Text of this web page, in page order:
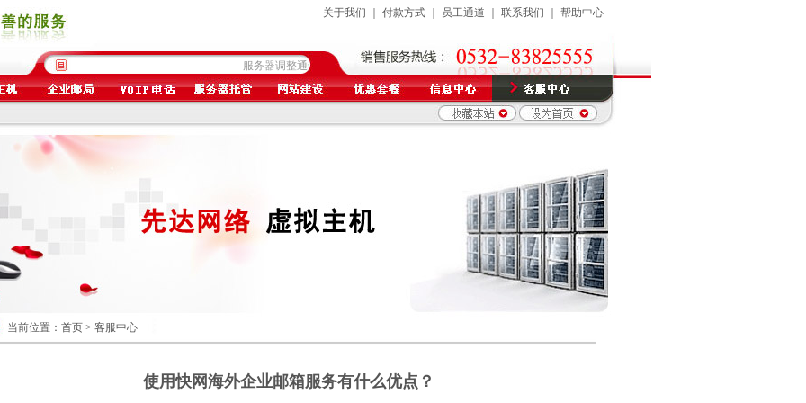
关于我们 付款方式 员工通道 联系我们 帮助中心
服务器调整通知 域名价格调整通知清明节放假通知青岛先达节日祝福暨国庆节放假通知
当前位置：首页 > 客服中心
使用快网海外企业邮箱服务有什么优点？